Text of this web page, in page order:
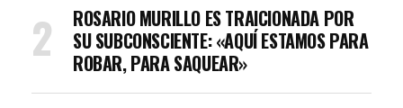
ROSARIO MURILLO ES TRAICIONADA POR
SU SUBCONSCIENTE: «AQUÍ ESTAMOS PARA
ROBAR, PARA SAQUEAR»